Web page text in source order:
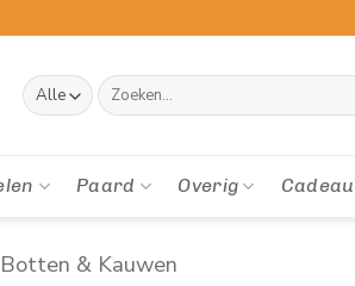
Zoeken
naar:
Paard Overig
Botten & Kauwen